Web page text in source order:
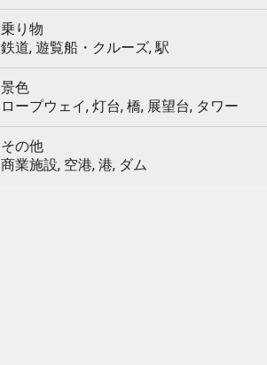
乗り物
鉄道, 遊覧船・クルーズ, 駅
景色
ロープウェイ, 灯台, 橋, 展望台, タワー
その他
商業施設, 空港, 港, ダム